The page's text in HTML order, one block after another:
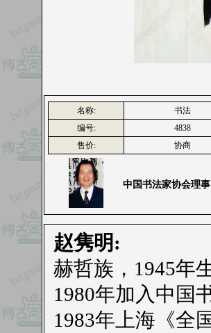
名称: 书法
编号:
4838
售价:
协商
中国书法家协会理
赵隽明:
赫哲族，1945年
1980年加入中国
1983年上海《全